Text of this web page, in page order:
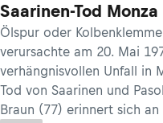
Saarinen-Tod Monza
Ölspur oder
verursachte am 20. Mai
verhängnisvollen Unfall in
Tod von Saarinen und
Braun (77) erinnert sich an